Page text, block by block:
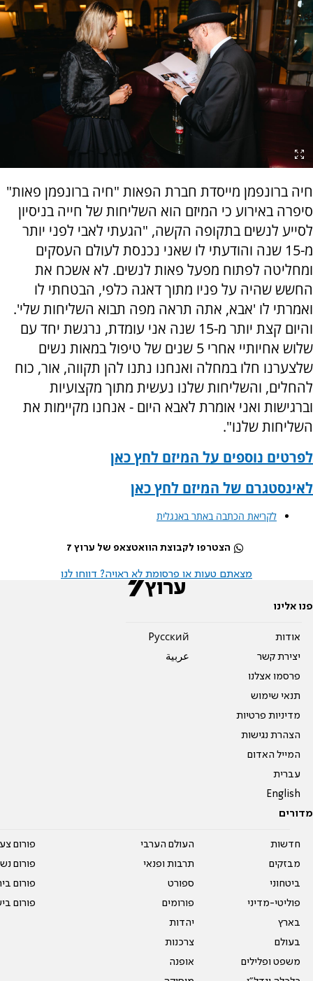
חיה ברונפמן מייסדת חברת הפאות "חיה ברונפמן פאות"
סיפרה באירוע כי המיזם הוא השליחות של חייה בניסיון
לסייע לנשים בתקופה הקשה, "הגעתי לאבי לפני יותר
מ-15 שנה והודעתי לו שאני נכנסת לעולם העסקים
ומחליטה לפתוח מפעל פאות לנשים. לא אשכח את
החשש שהיה על פניו מתוך דאגה כלפי, הבטחתי לו
ואמרתי לו 'אבא, אתה תראה מפה תבוא השליחות שלי'.
והיום קצת יותר מ-15 שנה אני עומדת, נרגשת יחד עם
שלוש אחיותיי אחרי 5 שנים של טיפול במאות נשים
שלצערנו חלו במחלה ואנחנו נתנו להן תקווה, אור, כוח
להחלים, והשליחות שלנו נעשית מתוך מקצועיות
וברגישות ואני אומרת לאבא היום - אנחנו מקיימות את
השליחות שלנו".
לפרטים נוספים על המיזם לחץ כאן
לאינסטגרם של המיזם לחץ כאן
לקריאת הכתבה באתר באנגלית
הצטרפו לקבוצת הוואטצאפ של ערוץ 7
מצאתם טעות או פרסומת לא ראויה? דווחו לנו
פנו אלינו
אודות
יצירת קשר
פרסמו אצלנו
תנאי שימוש
מדיניות פרטיות
הצהרת נגישות
המייל האדום
עברית
English
Pусский
عربية
מדורים
חדשות
מבזקים
ביטחוני
פוליטי-מדיני
בארץ
בעולם
משפט ופלילים
העולם הערבי
תרבות ופנאי
ספורט
פורומים
יהדות
צרכנות
אופנה
פורום
פורום
פורום
פורום